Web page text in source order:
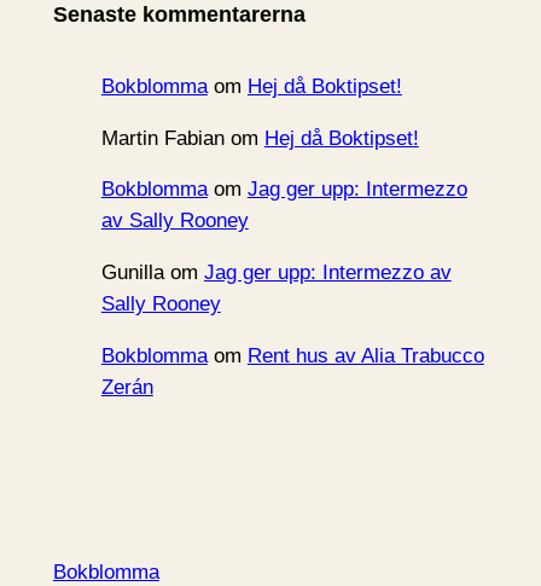
v
Senaste kommentarerna
Bokblommaom Hej då Boktipset!
Martin Fabianom Hej då Boktipset!
Bokblommaom Jag ger upp: Intermezzo
av Sally Rooney
Gunillaom Jag ger upp: Intermezzo av
Sally Rooney
Bokblommaom Rent hus av Alia Trabucco
Zerán
Bokblomma